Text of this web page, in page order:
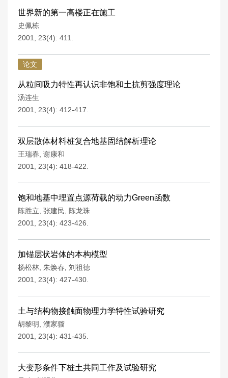
世界新的第一高楼正在施工
史佩栋
2001, 23(4): 411.
论文
从粒间吸力特性再认识非饱和土抗剪强度理论
汤连生
2001, 23(4): 412-417.
双层散体材料桩复合地基固结解析理论
王瑞春 谢康和
2001, 23(4): 418-422.
饱和地基中埋置点源荷载的动力Green函数
陈胜立 张建民
陈龙珠
2001, 23(4): 423-426.
加锚层状岩体的本构模型
杨松林 朱焕春 刘祖德
2001, 23(4): 427-430.
土与结构物接触面物理力学特性试验研究
胡黎明
濮家骝
2001, 23(4): 431-435.
大变形条件下桩土共同工作及试验研究